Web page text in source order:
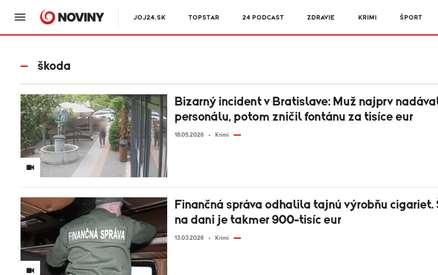
JOJ24.SK TOPSTAR 24 PODCAST ZDRAVIE KRIMI ŠPORT
škoda
Bizarný incident v Bratislave: Muž najprv
personálu, potom zničil fontánu za tisíce eur
18.05.2026 Krimi
Finančná správa odhalila tajnú výrobňu cigariet.
na dani je takmer 900-tisíc eur
13.03.2026 Krimi